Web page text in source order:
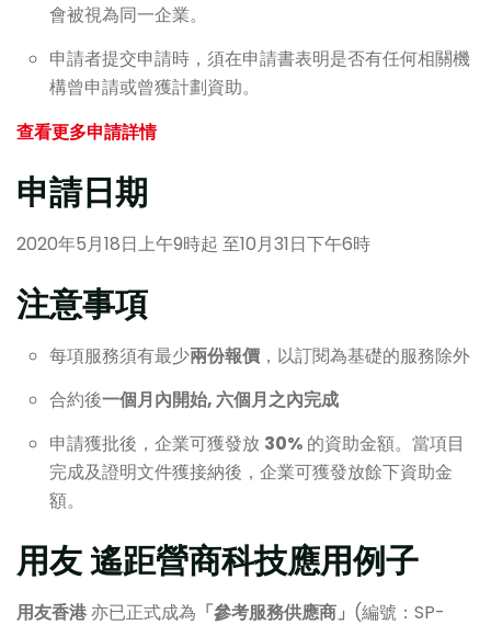
會被視為同一企業。
申請者提交申請時，須在申請書表明是否有任何相關機
構曾申請或曾獲計劃資助。
查看更多申請詳情
申請日期
2020年5月18日上午9時起 至10月31日下午6時
注意事項
每項服務須有最少兩份報價 ，以訂閱為基礎的服務除外
合約後一個月內開始, 六個月之內完成
申請獲批後，企業可獲發放 30% 的資助金額。當項目
完成及證明文件獲接納後，企業可獲發放餘下資助金
額。
用友 遙距營商科技應用例子
用友香港亦已正式成為 「參考服務供應商」 (編號：SP-